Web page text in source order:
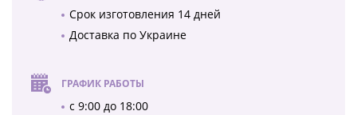
Срок изготовления 14 дней
Доставка по Украине
ГРАФИК РАБОТЫ
с 9:00 до 18:00